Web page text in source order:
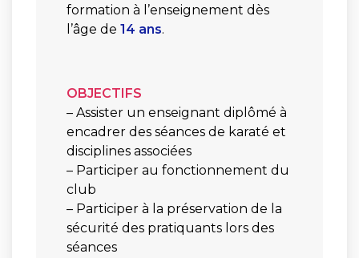
formation à l’enseignement dès
l’âge de 14 ans.
OBJECTIFS
– Assister un enseignant diplômé à
encadrer des séances de karaté et
disciplines associées
– Participer au fonctionnement du
club
– Participer à la préservation de la
sécurité des pratiquants lors des
séances